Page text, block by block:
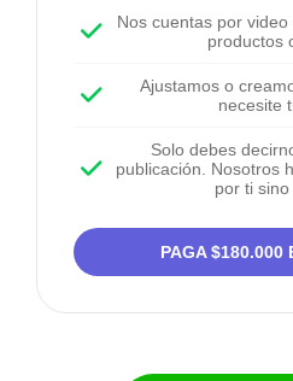
Nos cuentas por
productos
Ajustamos o
necesite
Solo debes
publicación. Nosotros
por ti sino
PAGA $180.000